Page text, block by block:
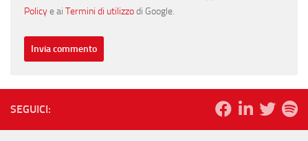
Policye ai Termini di utilizzodi Google.
SEGUICI: